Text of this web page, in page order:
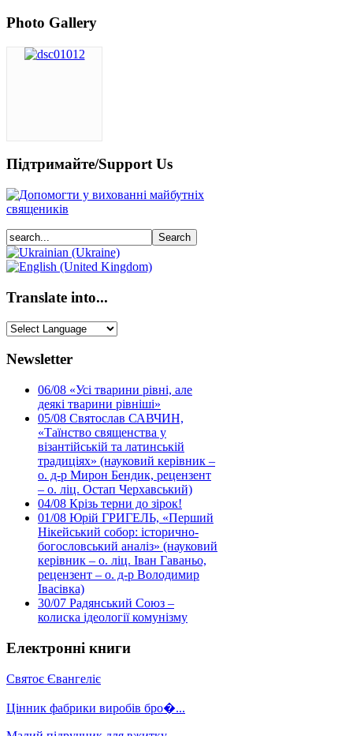
Photo Gallery
Підтримайте/Support Us
Translate into...
Newsletter
06/08 «Усі тварини рівні, але
деякі тварини рівніші»
05/08 Святослав САВЧИН,
«Таїнство священства у
візантійській та латинській
традиціях» (науковий керівник –
о. д-р Мирон Бендик, рецензент
– о. ліц. Остап Черхавський)
04/08 Крізь терни до зірок!
01/08 Юрій ГРИГЕЛЬ, «Перший
Нікейський собор: історично-
богословський аналіз» (науковий
керівник – о. ліц. Іван Гаваньо,
рецензент – о. д-р Володимир
Івасівка)
30/07 Радянський Союз –
колиска ідеології комунізму
Електронні книги
Святоє Євангеліє
Цінник фабрики виробів бро�...